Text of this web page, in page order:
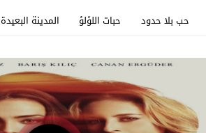
حب بلا حدود
حبات اللؤلؤ المدينة البعيدة